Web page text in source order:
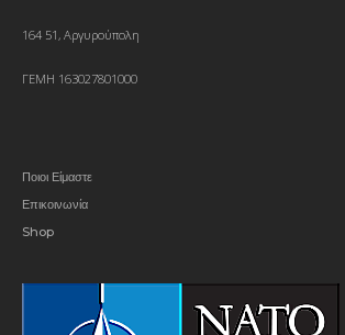
164 51, Αργυρούπολη
ΓΕΜΗ 163027801000
Ποιοι Είμαστε
Επικοινωνία
Shop